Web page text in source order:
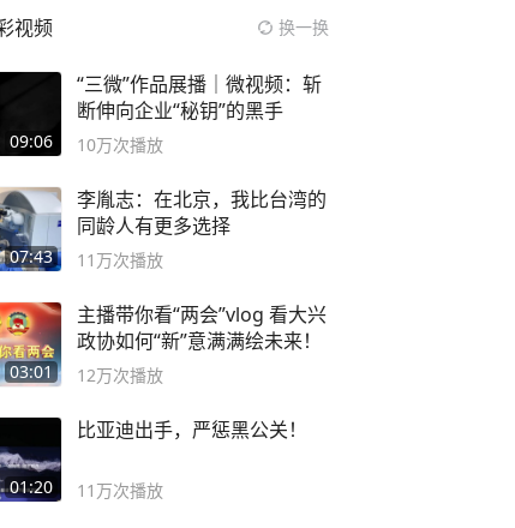
视频 换一换
09:06
“三微”作品展播｜微视频：斩
断伸向企业“秘钥”的黑手
10万次播放
07:43
李胤志：在北京，我比台湾的
同龄人有更多选择
11万次播放
03:01
主播带你看“两会”vlog 看大兴
政协如何“新”意满满绘未来！
12万次播放
01:20
比亚迪出手，严惩黑公关！
11万次播放